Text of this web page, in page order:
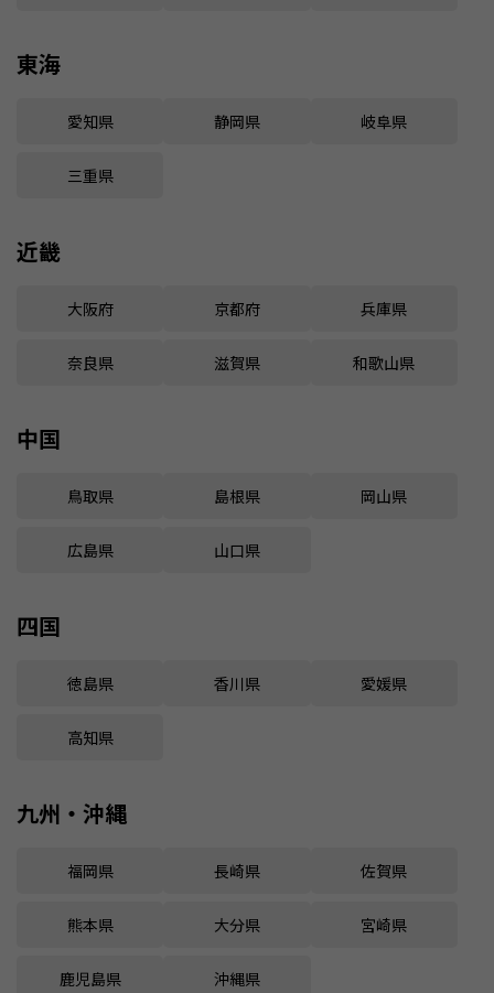
東海
愛知県 静岡県 岐阜県
三重県
近畿
大阪府 京都府 兵庫県
奈良県 滋賀県 和歌山県
中国
鳥取県 島根県 岡山県
広島県 山口県
四国
徳島県 香川県 愛媛県
高知県
九州・沖縄
福岡県 長崎県 佐賀県
熊本県 大分県 宮崎県
鹿児島県 沖縄県